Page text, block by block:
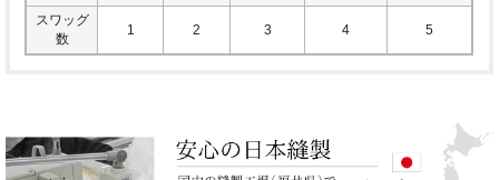
スワッグ
数
1 2 3 4 5